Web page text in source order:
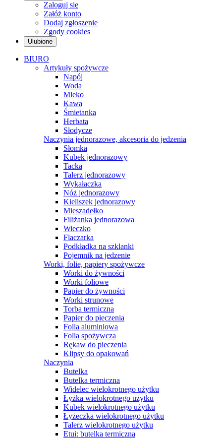
Zaloguj się
Załóż konto
Dodaj zgłoszenie
Zgody cookies
Ulubione
BIURO
Artykuły spożywcze
Napój
Woda
Mleko
Kawa
Śmietanka
Herbata
Słodycze
Naczynia jednorazowe, akcesoria do jedzenia
Słomka
Kubek jednorazowy
Tacka
Talerz jednorazowy
Wykałaczka
Nóż jednorazowy
Kieliszek jednorazowy
Mieszadełko
Filiżanka jednorazowa
Wieczko
Flaczarka
Podkładka na szklanki
Pojemnik na jedzenie
Worki, folie, papiery spożywcze
Worki do żywności
Worki foliowe
Papier do żywności
Worki strunowe
Torba termiczna
Papier do pieczenia
Folia aluminiowa
Folia spożywcza
Rękaw do pieczenia
Klipsy do opakowań
Naczynia
Butelka
Butelka termiczna
Widelec wielokrotnego użytku
Łyżka wielokrotnego użytku
Kubek wielokrotnego użytku
Łyżeczka wielokrotnego użytku
Talerz wielokrotnego użytku
Etui: butelka termiczna